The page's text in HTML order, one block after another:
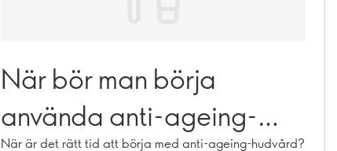
När bör man börja
använda anti-ageing-
När är det rätt tid att börja med anti-ageing-hudvård?